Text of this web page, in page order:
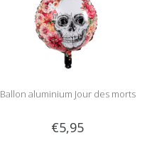
Ballon aluminium Jour des morts
€5,95